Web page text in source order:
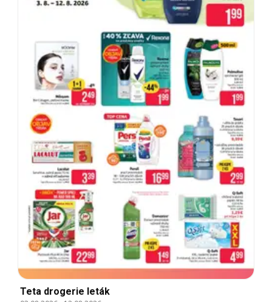
Teta drogerie leták